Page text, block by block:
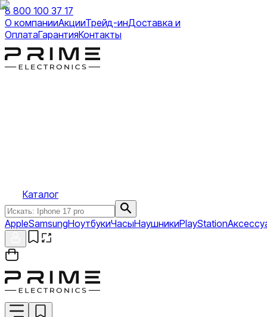
8 800 100 37 17
О компанииАкцииТрейд-инДоставка и
ОплатаГарантияКонтакты
Каталог
AppleSamsungНоутбукиЧасыНаушникиPlayStation